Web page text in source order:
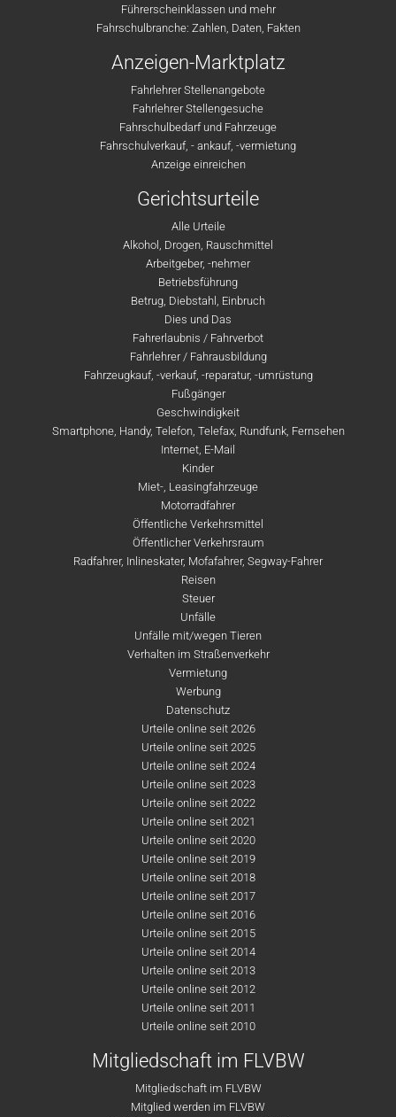
Führerscheinklassen und mehr
Fahrschulbranche: Zahlen, Daten, Fakten
Anzeigen-Marktplatz
Fahrlehrer Stellenangebote
Fahrlehrer Stellengesuche
Fahrschulbedarf und Fahrzeuge
Fahrschulverkauf, - ankauf, -vermietung
Anzeige einreichen
Gerichtsurteile
Alle Urteile
Alkohol, Drogen, Rauschmittel
Arbeitgeber, -nehmer
Betriebsführung
Betrug, Diebstahl, Einbruch
Dies und Das
Fahrerlaubnis / Fahrverbot
Fahrlehrer / Fahrausbildung
Fahrzeugkauf, -verkauf, -reparatur, -umrüstung
Fußgänger
Geschwindigkeit
Smartphone, Handy, Telefon, Telefax, Rundfunk, Fernsehen
Internet, E-Mail
Kinder
Miet-, Leasingfahrzeuge
Motorradfahrer
Öffentliche Verkehrsmittel
Öffentlicher Verkehrsraum
Radfahrer, Inlineskater, Mofafahrer, Segway-Fahrer
Reisen
Steuer
Unfälle
Unfälle mit/wegen Tieren
Verhalten im Straßenverkehr
Vermietung
Werbung
Datenschutz
Urteile online seit 2026
Urteile online seit 2025
Urteile online seit 2024
Urteile online seit 2023
Urteile online seit 2022
Urteile online seit 2021
Urteile online seit 2020
Urteile online seit 2019
Urteile online seit 2018
Urteile online seit 2017
Urteile online seit 2016
Urteile online seit 2015
Urteile online seit 2014
Urteile online seit 2013
Urteile online seit 2012
Urteile online seit 2011
Urteile online seit 2010
Mitgliedschaft im FLVBW
Mitgliedschaft im FLVBW
Mitglied werden im FLVBW